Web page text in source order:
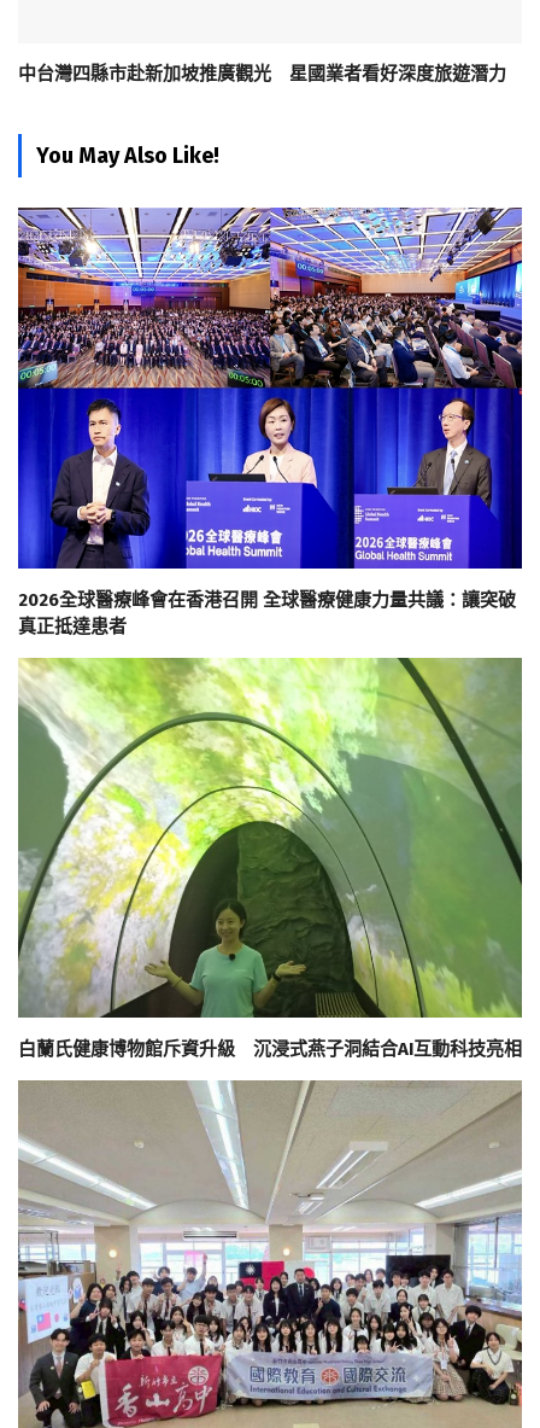
中台灣四縣市赴新加坡推廣觀光 星國業者看好深度旅遊潛力
You May Also Like!
2026全球醫療峰會在香港召開 全球醫療健康力量共議：讓突破
真正抵達患者
白蘭氏健康博物館斥資升級 沉浸式燕子洞結合AI互動科技亮相